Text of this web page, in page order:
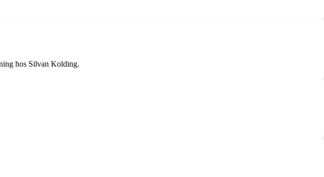
hos Silvan Kolding.